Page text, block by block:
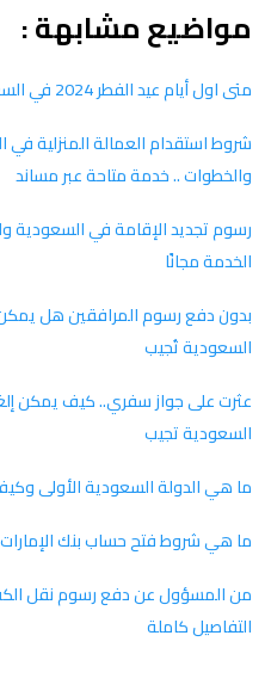
مواضيع مشابهة :
متى اول أيام عيد الفطر 2024 في السعودية
شروط استقدام العمالة المنزلية في
والخطوات .. خدمة متاحة عبر مساند
رسوم تجديد الإقامة في السعودية
الخدمة مجانًا
السعودية تُجيب
عثرت على جواز سفري.. كيف يمكن
السعودية تجيب
ما هي الدولة السعودية الأولى
ما هي شروط فتح حساب بنك
من المسؤول عن دفع رسوم نقل
التفاصيل كاملة